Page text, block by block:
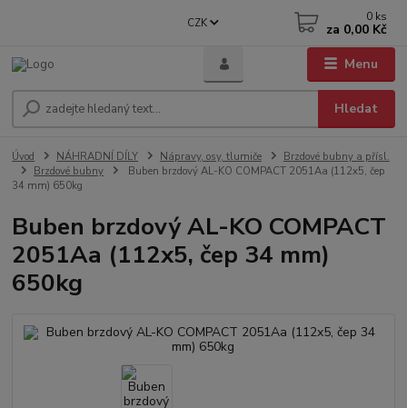
Menu
CZK
Hledat
0 ks
za 0,00 Kč
Úvod NÁHRADNÍ DÍLY Nápravy, osy, tlumiče
Brzdové bubny a přísl.
Brzdové bubny
Buben brzdový AL-KO COMPACT 2051Aa (112x5, čep
34 mm) 650kg
Buben brzdový AL-KO COMPACT
2051Aa (112x5, čep 34 mm)
650kg